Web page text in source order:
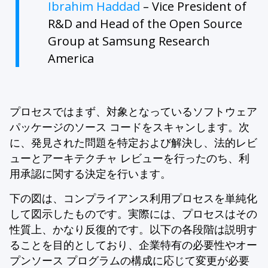
Ibrahim Haddad – Vice President of
R&D and Head of the Open Source
Group at Samsung Research
America
プロセスではまず、対象となっているソフトウェア
パッケージのソース コードをスキャンします。次
に、発見された問題を特定および解決し、法的レビ
ューとアーキテクチャ レビューを行ったのち、利
用承認に関する決定を行います。
下の図は、コンプライアンス利用プロセスを単純化
して図示したものです。実際には、プロセスはその
性質上、かなり反復的です。以下の各段階は説明す
ることを目的としており、企業特有の必要性やオー
プンソース プログラムの構成に応じて変更が必要